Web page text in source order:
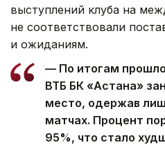
выступлений клуба на
не соответствовали
и ожиданиям.
— По итогам
ВТБ БК «Астана»
место, одержав
матчах. Процент
95%, что стало